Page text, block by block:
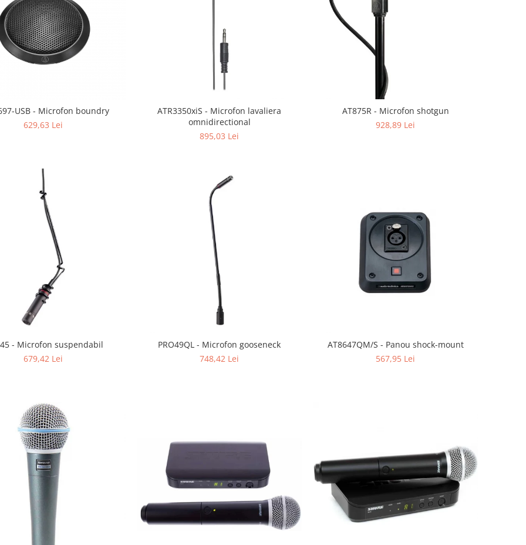
USB - Microfon boundry
629,63 Lei
ATR3350xiS - Microfon lavaliera
omnidirectional
895,03 Lei
AT875R - Microfon shotgun
928,89 Lei
- Microfon suspendabil
679,42 Lei
PRO49QL - Microfon gooseneck
748,42 Lei
AT8647QM/S - Panou shock-mount
567,95 Lei